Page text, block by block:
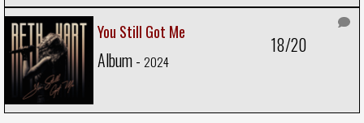
You Still Got Me
Album - 2024
18/20